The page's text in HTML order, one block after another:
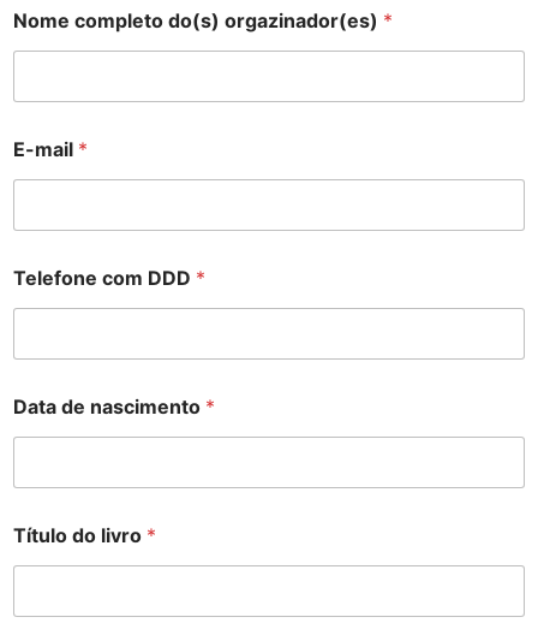
Nome completo do(s) orgazinador(es) *
E-mail *
Telefone com DDD *
Data de nascimento *
Título do livro *